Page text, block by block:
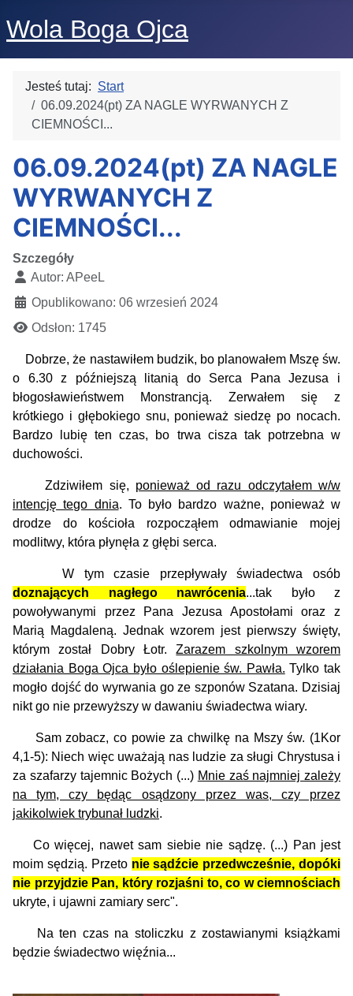
Wola Boga Ojca
Jesteś tutaj: Start
06.09.2024(pt) ZA NAGLE WYRWANYCH Z
CIEMNOŚCI...
06.09.2024(pt) ZA NAGLE
WYRWANYCH Z
CIEMNOŚCI...
Szczegóły
Autor: APeeL
Opublikowano: 06 wrzesień 2024
Odsłon: 1745
Dobrze, że nastawiłem budzik, bo planowałem Mszę św.
o 6.30 z późniejszą litanią do Serca Pana Jezusa i
błogosławieństwem Monstrancją. Zerwałem się z
krótkiego i głębokiego snu, ponieważ siedzę po nocach.
Bardzo lubię ten czas, bo trwa cisza tak potrzebna w
duchowości.
Zdziwiłem się, ponieważ od razu odczytałem w/w
intencję tego dnia. To było bardzo ważne, ponieważ w
drodze do kościoła rozpocząłem odmawianie mojej
modlitwy, która płynęła z głębi serca.
W tym czasie przepływały świadectwa osób
doznających nagłego nawrócenia...tak było z
powoływanymi przez Pana Jezusa Apostołami oraz z
Marią Magdaleną. Jednak wzorem jest pierwszy święty,
którym został Dobry Łotr.Zarazem szkolnym wzorem
działania Boga Ojca było oślepienie św. Pawła. Tylko tak
mogło dojść do wyrwania go ze szponów Szatana. Dzisiaj
nikt go nie przewyższy w dawaniu świadectwa wiary.
Sam zobacz, co powie za chwilkę na Mszy św. (1Kor
4,1-5): Niech więc uważają nas ludzie za sługi Chrystusa i
za szafarzy tajemnic Bożych (...) Mnie zaś najmniej zależy
na tym, czy będąc osądzony przez was, czy przez
jakikolwiek trybunał ludzki.
Co więcej, nawet sam siebie nie sądzę. (...) Pan jest
moim sędzią. Przeto nie sądźcie przedwcześnie, dopóki
nie przyjdzie Pan, który rozjaśni to, co w ciemnościach
ukryte, i ujawni zamiary serc".
Na ten czas na stoliczku z zostawianymi książkami
będzie świadectwo więźnia...